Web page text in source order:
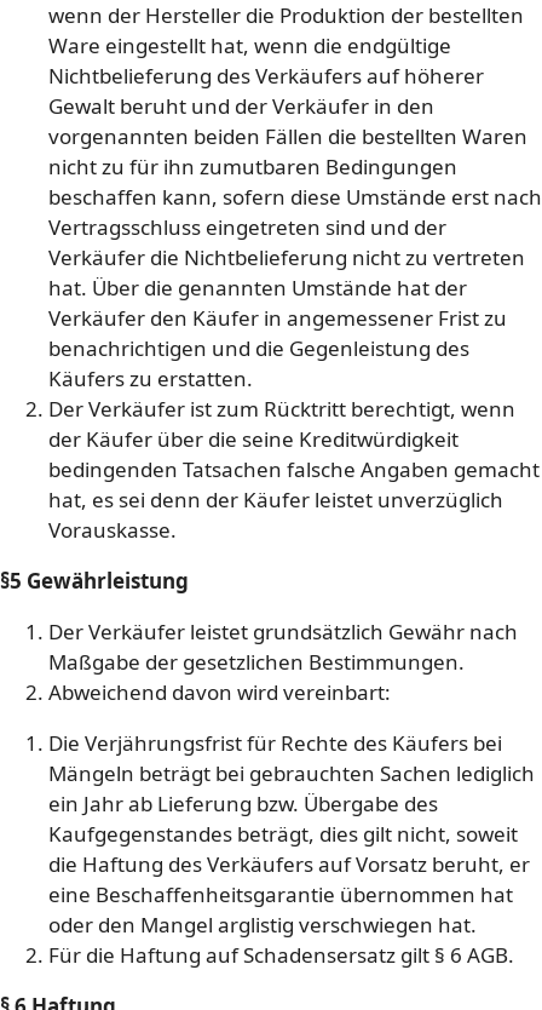
wenn der Hersteller die Produktion der bestellten
Ware eingestellt hat, wenn die endgültige
Nichtbelieferung des Verkäufers auf höherer
Gewalt beruht und der Verkäufer in den
vorgenannten beiden Fällen die bestellten Waren
nicht zu für ihn zumutbaren Bedingungen
beschaffen kann, sofern diese Umstände erst nach
Vertragsschluss eingetreten sind und der
Verkäufer die Nichtbelieferung nicht zu vertreten
hat. Über die genannten Umstände hat der
Verkäufer den Käufer in angemessener Frist zu
benachrichtigen und die Gegenleistung des
Käufers zu erstatten.
Der Verkäufer ist zum Rücktritt berechtigt, wenn
der Käufer über die seine Kreditwürdigkeit
bedingenden Tatsachen falsche Angaben gemacht
hat, es sei denn der Käufer leistet unverzüglich
Vorauskasse.
§5 Gewährleistung
Der Verkäufer leistet grundsätzlich Gewähr nach
Maßgabe der gesetzlichen Bestimmungen.
Abweichend davon wird vereinbart:
Die Verjährungsfrist für Rechte des Käufers bei
Mängeln beträgt bei gebrauchten Sachen lediglich
ein Jahr ab Lieferung bzw. Übergabe des
Kaufgegenstandes beträgt, dies gilt nicht, soweit
die Haftung des Verkäufers auf Vorsatz beruht, er
eine Beschaffenheitsgarantie übernommen hat
oder den Mangel arglistig verschwiegen hat.
Für die Haftung auf Schadensersatz gilt § 6 AGB.